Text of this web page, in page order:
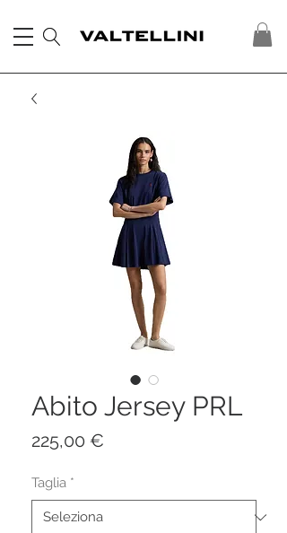
Abito Jersey PRL
225,00 €
Taglia *